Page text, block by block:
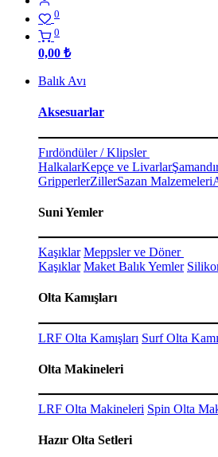
0
0
0,00 ₺
Balık Avı
Aksesuarlar
Fırdöndüler / Klipsler
HalkalarKepçe ve Livarlar
GripperlerZillerSazan Malzemeleri
Suni Yemler
Kaşıklar Meppsler ve Döner
Kaşıklar Maket Balık Yemler
Olta Kamışları
LRF Olta Kamışları Surf Olta
Olta Makineleri
LRF Olta Makineleri Spin Olta
Hazır Olta Setleri